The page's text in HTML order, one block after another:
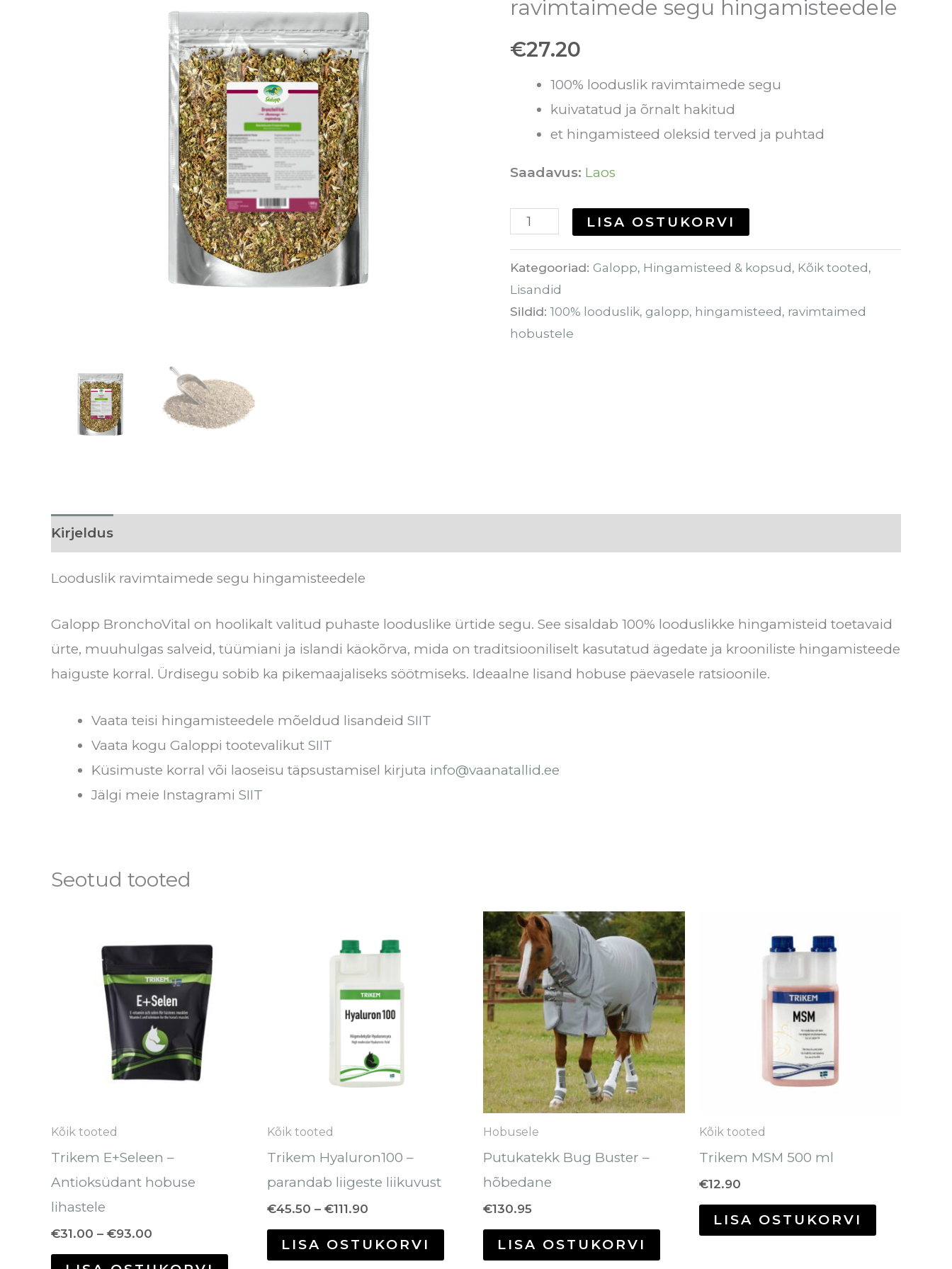
ravimtaimede segu hingamisteedele
€27.20
100% looduslik ravimtaimede segu
kuivatatud ja õrnalt hakitud
et hingamisteed oleksid terved ja puhtad
Saadavus: Laos
ravimtaimede
LISA OSTUKORVI
Kategooriad: Galopp, Hingamisteed & kopsud, Kõik tooted,
Lisandid
Sildid: 100% looduslik, galopp, hingamisteed, ravimtaimed
hobustele
Kirjeldus
Looduslik ravimtaimede segu hingamisteedele
Galopp BronchoVital on hoolikalt valitud puhaste looduslike ürtide segu. See sisaldab 100% looduslikke hingamisteid toetavaid
ürte, muuhulgas salveid, tüümiani ja islandi käokõrva, mida on traditsiooniliselt kasutatud ägedate ja krooniliste hingamisteede
haiguste korral. Ürdisegu sobib ka pikemaajaliseks söötmiseks. Ideaalne lisand hobuse päevasele ratsioonile.
Vaata teisi hingamisteedele mõeldud lisandeid SIIT
Vaata kogu Galoppi tootevalikut SIIT
Küsimuste korral või laoseisu täpsustamisel kirjuta info@vaanatallid.ee
Jälgi meie Instagrami SIIT
Seotud tooted
Kõik tooted
Trikem E+Seleen –
Antioksüdant hobuse
lihastele
€31.00 – €93.00
kuni
Kõik tooted
Trikem Hyaluron100 –
parandab liigeste liikuvust
€45.50 – €111.90
kuni
LISA OSTUKORVI
varianti.
Valikuid
Hobusele
Putukatekk Bug Buster –
hõbedane
€130.95
LISA OSTUKORVI
Sellel
tootel
on
mitu
varianti.
Valikuid
saab
teha
Kõik tooted
Trikem MSM 500 ml
€12.90
LISA OSTUKORVI